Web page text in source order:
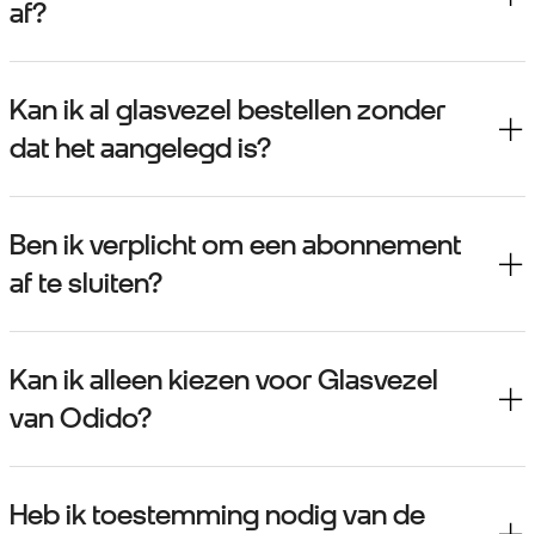
af?
Kan ik al glasvezel bestellen zonder
dat het aangelegd is?
Ben ik verplicht om een abonnement
af te sluiten?
Kan ik alleen kiezen voor Glasvezel
van Odido?
Heb ik toestemming nodig van de